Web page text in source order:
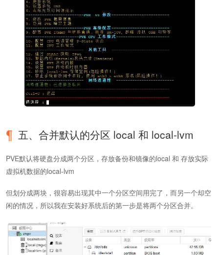
五、合并默认的分区 local 和 local-lvm
PVE默认将硬盘分成两个分区，存放备份和镜像的local 和 存放实际
虚拟机数据的local-lvm
但划分成两块，很容易出现其中一个分区空间用完了，而另一个却空
闲的情况，所以我在安装好系统后的第一步是将两个分区合并。